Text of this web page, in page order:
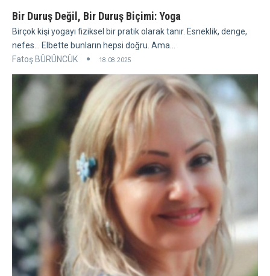
Bir Duruş Değil, Bir Duruş Biçimi: Yoga
Birçok kişi yogayı fiziksel bir pratik olarak tanır. Esneklik, denge,
nefes... Elbette bunların hepsi doğru. Ama...
Fatoş BÜRÜNCÜK
18.08.2025